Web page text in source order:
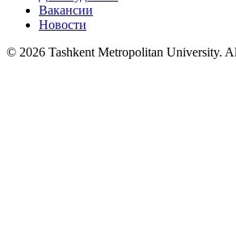
Вакансии
Новости
© 2026 Tashkent Metropolitan University.